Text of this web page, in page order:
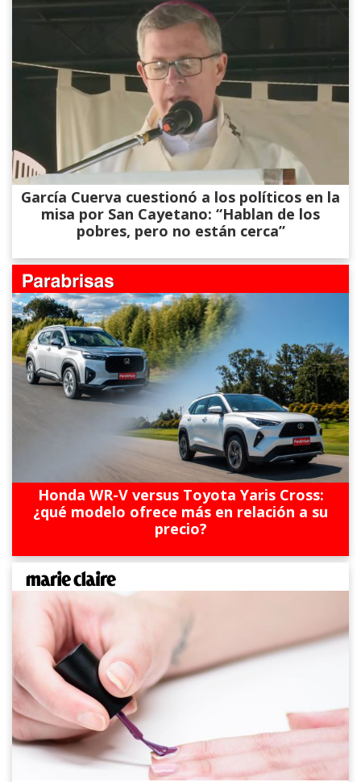
García Cuerva cuestionó a los políticos en la
misa por San Cayetano: “Hablan de los
pobres, pero no están cerca”
Honda WR-V versus Toyota Yaris Cross:
¿qué modelo ofrece más en relación a su
precio?